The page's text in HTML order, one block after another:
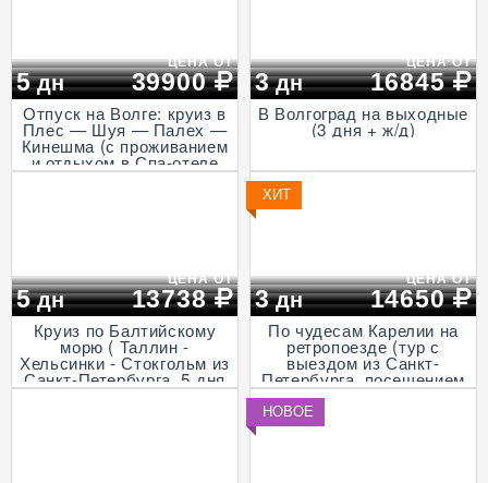
5дн
ЦЕНА ОТ
39900
Отпуск на Волге: круиз в
Плес — Шуя — Палех —
Кинешма (с проживанием
и отдыхом в Спа-отеле
Волга, проезд на
3дн
ЦЕНА ОТ
16845
В Волгоград на выходные
(3 дня + ж/д)
5дн
ЦЕНА ОТ
13738
Круиз по Балтийскому
морю ( Таллин -
Хельсинки - Стокгольм из
Санкт-Петербурга, 5 дня
+ ж/д)
ХИТ
3дн
ЦЕНА ОТ
14650
По чудесам Карелии на
ретропоезде (тур с
выездом из Санкт-
Петербурга, посещением
музея живой истории и
деревни викингов -
"Бастiонъ", экскурсией в
НОВОЕ